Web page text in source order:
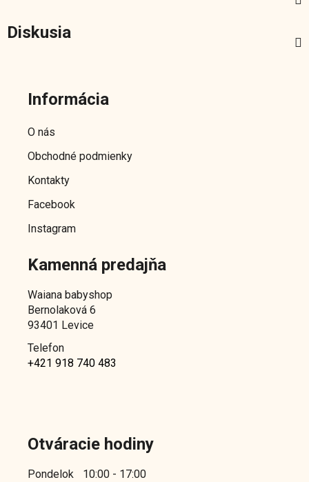
Diskusia
Informácia
O nás
Obchodné podmienky
Kontakty
Facebook
Instagram
Kamenná predajňa
Waiana babyshop
Bernolaková 6
93401 Levice
Telefon
+421 918 740 483
Otváracie hodiny
Pondelok
10:00 - 17:00